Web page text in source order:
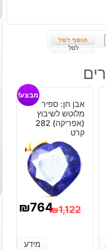
לסל
אבן חן: ספיר
מלוטש לשיבוץ
(אפריקה) 282
קרט
מבצע!
₪1,122
₪764
מידע
מידע